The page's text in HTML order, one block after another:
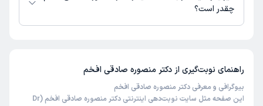
چقدر است؟
راهنمای نوبت‌گیری از دکتر منصوره صادقی افخم
بیوگرافی و معرفی دکتر منصوره صادقی افخم
این صفحه مثل سایت نوبت‌دهی اینترنتی دکتر منصوره صادقی افخم (Dr